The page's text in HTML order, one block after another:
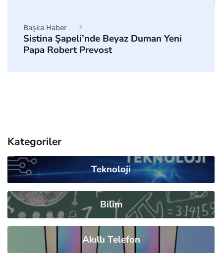
Başka Haber
Sistina Şapeli’nde Beyaz Duman Yeni
Papa Robert Prevost
Kategoriler
Teknoloji
Bilim
Akıllı Telefon